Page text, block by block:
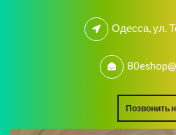
Одесса, ул.
Позвонить